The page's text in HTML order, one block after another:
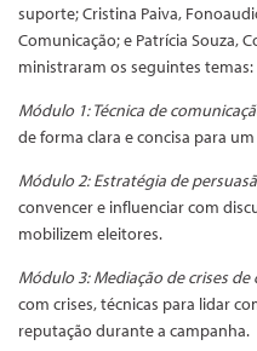
suporte; Cristina Paiva,
Comunicação; e Patrícia Souza,
ministraram os seguintes temas:
Módulo 1: Técnica de
de forma clara e concisa para
Módulo 2: Estratégia de
convencer e influenciar com
mobilizem eleitores.
Módulo 3: Mediação de crises de
com crises, técnicas para lidar
reputação durante a campanha.